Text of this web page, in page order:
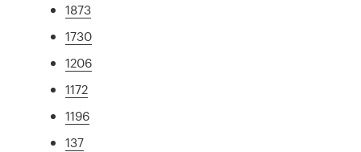
1873
1730
1206
1172
1196
137